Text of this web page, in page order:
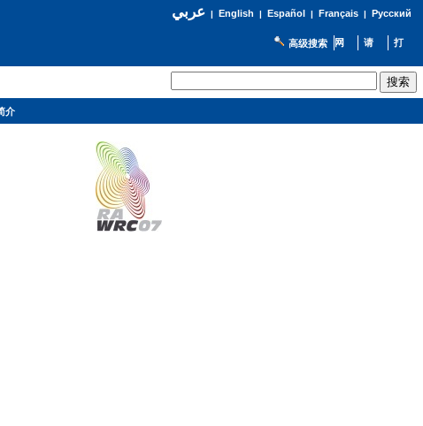
عربي| English | Español | Français| Русский
高级搜索
介